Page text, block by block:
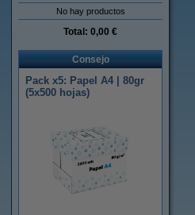
No hay productos
Total: 0,00 €
Consejo
Pack x5: Papel A4 | 80gr
(5x500 hojas)